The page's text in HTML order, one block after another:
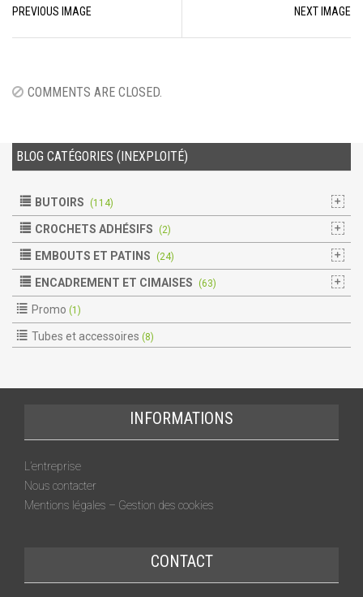
navigation
PREVIOUS IMAGE NEXT IMAGE
COMMENTS ARE CLOSED.
BLOG CATÉGORIES (INEXPLOITÉ)
BUTOIRS (114)
CROCHETS ADHÉSIFS (2)
EMBOUTS ET PATINS (24)
ENCADREMENT ET CIMAISES (63)
Promo (1)
Tubes et accessoires (8)
INFORMATIONS
L’entreprise
Nous contacter
Mentions légales – Gestion des cookies
CONTACT